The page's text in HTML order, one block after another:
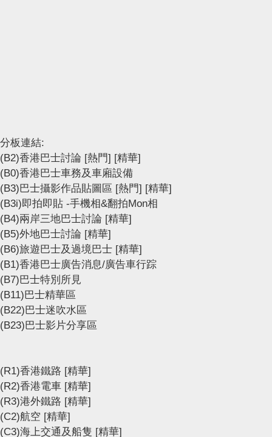
分板連結:
(B2)香港巴士討論 [熱門] [精華]
(B0)香港巴士車務及車廂設備
(B3)巴士攝影作品貼圖區 [熱門] [精華]
(B3i)即拍即貼 -手機相&翻拍Mon相
(B4)兩岸三地巴士討論 [精華]
(B5)外地巴士討論 [精華]
(B6)旅遊巴士及過境巴士 [精華]
(B1)香港巴士廣告消息/廣告車行踪
(B7)巴士特別所見
(B11)巴士精華區
(B22)巴士迷吹水區
(B23)巴士影片分享區
(R1)香港鐵路 [精華]
(R2)香港電車 [精華]
(R3)港外鐵路 [精華]
(C2)航空 [精華]
(C3)海上交通及船隻 [精華]